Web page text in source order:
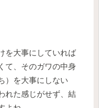
を大事にしていれば
て、そのガワの中身
）を大事にしない
れた感じがせず、結